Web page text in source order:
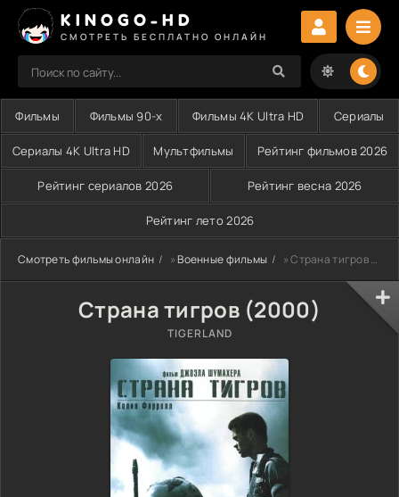
KINOGO-HD
СМОТРЕТЬ БЕСПЛАТНО ОНЛАЙН
Фильмы Фильмы 90-х Фильмы 4K Ultra HD Сериалы
Сериалы 4K Ultra HD Мультфильмы Рейтинг фильмов 2026
Рейтинг сериалов 2026 Рейтинг весна 2026
Рейтинг лето 2026
Смотреть фильмы онлайн »Военные фильмы » Страна тигров (2000)
Страна тигров (2000)
TIGERLAND